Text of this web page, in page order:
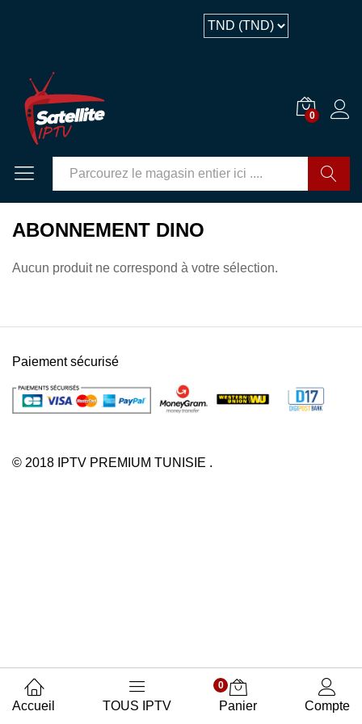
0
GO
ABONNEMENT DINO
Aucun produit ne correspond à votre sélection.
© 2018 IPTV PREMIUM TUNISIE .
Paiement sécurisé
Accueil TOUS IPTV
0
Panier Compte